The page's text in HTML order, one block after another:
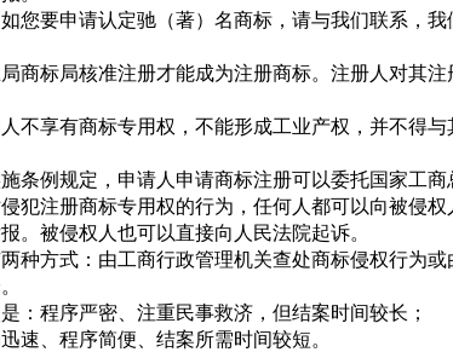
您要申请认定驰（著）名商标，请与我们联系，我
商标局核准注册才能成为注册商标。注册人对其注
不享有商标专用权，不能形成工业产权，并不得
条例规定，申请人申请商标注册可以委托国家工
犯注册商标专用权的行为，任何人都可以向被侵
。被侵权人也可以直接向人民法院起诉。
种方式：由工商行政管理机关查处商标侵权行为
：程序严密、注重民事救济，但结案时间较长；
速、程序简便、结案所需时间较短。